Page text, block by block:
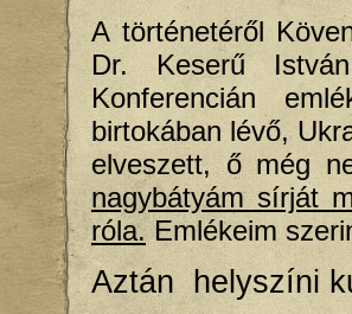
A történetéről
Dr. Keserű István
Konferencián
birtokában lévő,
elveszett, ő még
nagybátyám sírját
róla. Emlékeim
Aztán helyszíni